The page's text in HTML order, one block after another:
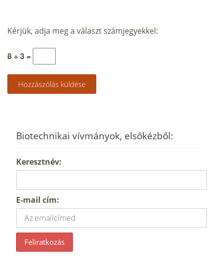
Kérjük, adja meg a választ számjegyekkel:
8 + 3 =
Biotechnikai vívmányok, elsőkézből:
Keresztnév:
E-mail cím: